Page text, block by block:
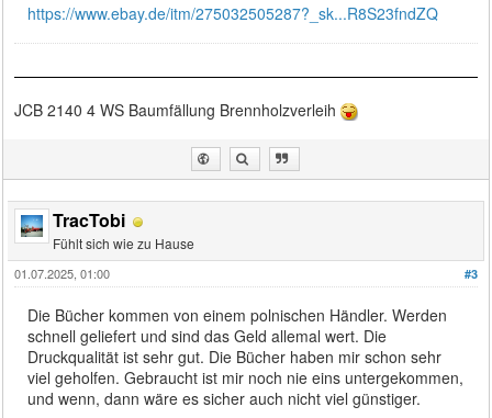
https://www.ebay.de/itm/275032505287?_sk...R8S23fndZQ
JCB 2140 4 WS Baumfällung Brennholzverleih
TracTobi
Fühlt sich wie zu Hause
#3
01.07.2025, 01:00
Die Bücher kommen von einem polnischen Händler. Werden
schnell geliefert und sind das Geld allemal wert. Die
Druckqualität ist sehr gut. Die Bücher haben mir schon sehr
viel geholfen. Gebraucht ist mir noch nie eins untergekommen,
und wenn, dann wäre es sicher auch nicht viel günstiger.